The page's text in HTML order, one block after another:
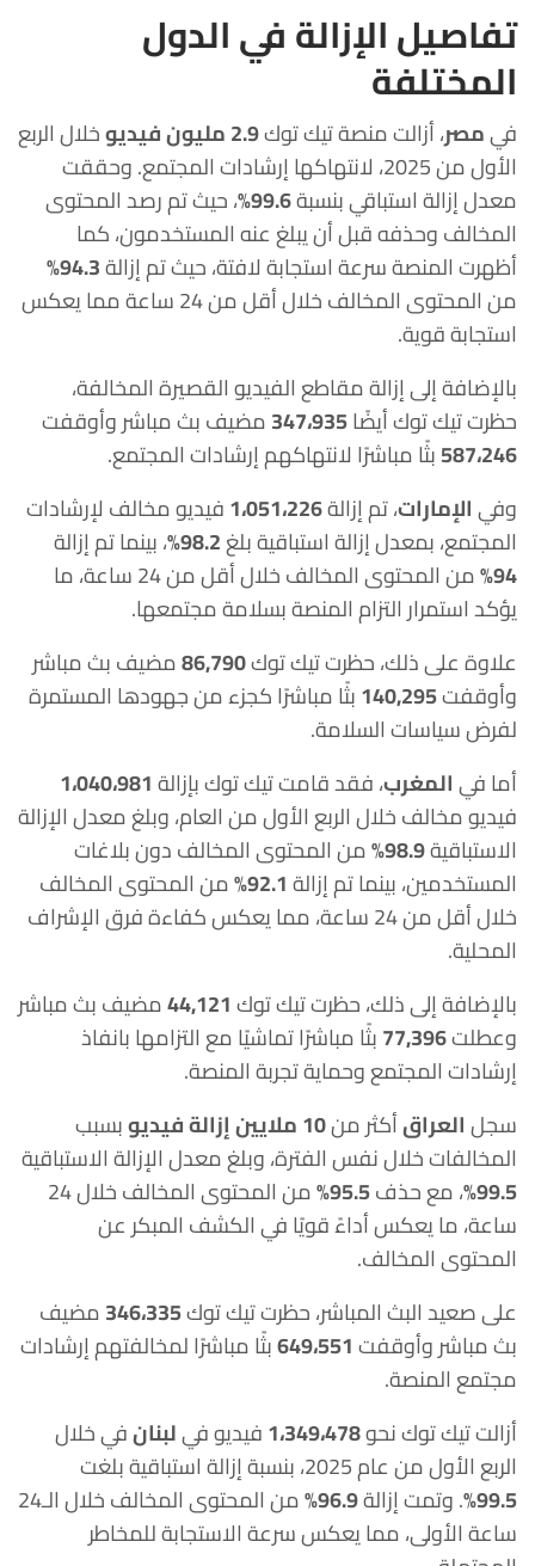
تفاصيل الإزالة في الدول
المختلفة
فيمصر، أزالت منصة تيك توك2.9 مليون فيديو
خلال الربع
الأول من 2025، لانتهاكها إرشادات المجتمع. وحققت
معدل إزالة استباقي بنسبة99.6% ، حيث تم رصد المحتوى
المخالف وحذفه قبل أن يبلغ عنه المستخدمون، كما
أظهرت المنصة سرعة استجابة لافتة، حيث تم إزالة94.3%
من المحتوى المخالف خلال أقل من 24 ساعة مما يعكس
استجابة قوية.
بالإضافة إلى إزالة مقاطع الفيديو القصيرة المخالفة،
حظرت تيك توك أيضًا347،935مضيف بث مباشر وأوقفت
587،246بثًا مباشرًا لانتهاكهم إرشادات المجتمع.
وفيالإمارات، تم إزالة1،051،226فيديو مخالف لإرشادات
المجتمع، بمعدل إزالة استباقية بلغ98.2% ، بينما تم إزالة
94%
من المحتوى المخالف خلال أقل من 24 ساعة، ما
يؤكد استمرار التزام المنصة بسلامة مجتمعها.
علاوة على ذلك، حظرت تيك توك86,790مضيف بث مباشر
وأوقفت140,295بثًا مباشرًا كجزء من جهودها المستمرة
لفرض سياسات السلامة.
أما فيالمغرب، فقد قامت تيك توك بإزالة1،040،981
فيديو مخالف خلال الربع الأول من العام، وبلغ معدل الإزالة
الاستباقية98.9% من المحتوى المخالف دون بلاغات
المستخدمين، بينما تم إزالة92.1% من المحتوى المخالف
خلال أقل من 24 ساعة، مما يعكس كفاءة فرق الإشراف
المحلية.
بالإضافة إلى ذلك، حظرت تيك توك44,121مضيف بث مباشر
وعطلت77,396بثًا مباشرًا تماشيًا مع التزامها بانفاذ
إرشادات المجتمع وحماية تجربة المنصة.
سجلالعراقأكثر من10 ملايين إزالة فيديو
بسبب
المخالفات خلال نفس الفترة، وبلغ معدل الإزالة الاستباقية
99.5% ، مع حذف95.5%
من المحتوى المخالف خلال 24
ساعة، ما يعكس أداءً قويًا في الكشف المبكر عن
المحتوى المخالف.
على صعيد البث المباشر، حظرت تيك توك346،335مضيف
بث مباشر وأوقفت649،551بثًا مباشرًا لمخالفتهم إرشادات
مجتمع المنصة.
أزالت تيك توك نحو1،349،478فيديو فيلبنانفي خلال
الربع الأول من عام 2025، بنسبة إزالة استباقية بلغت
99.5% . وتمت إزالة96.9%
من المحتوى المخالف خلال الـ24
ساعة الأولى، مما يعكس سرعة الاستجابة للمخاطر